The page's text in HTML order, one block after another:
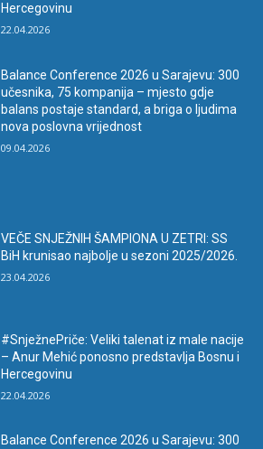
Hercegovinu
22.04.2026
Balance Conference 2026 u Sarajevu: 300
učesnika, 75 kompanija – mjesto gdje
balans postaje standard, a briga o ljudima
nova poslovna vrijednost
09.04.2026
VEČE SNJEŽNIH ŠAMPIONA U ZETRI: SS
BiH krunisao najbolje u sezoni 2025/2026.
23.04.2026
#SnježnePriče: Veliki talenat iz male nacije
– Anur Mehić ponosno predstavlja Bosnu i
Hercegovinu
22.04.2026
Balance Conference 2026 u Sarajevu: 300